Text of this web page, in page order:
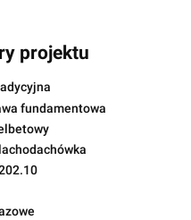
projektu
fundamentowa